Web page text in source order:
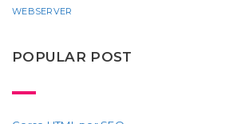
WEBSERVER
POPULAR POST